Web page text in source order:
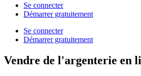
Se connecter
Démarrer gratuitement
Se connecter
Démarrer gratuitement
Vendre de l'argenterie en